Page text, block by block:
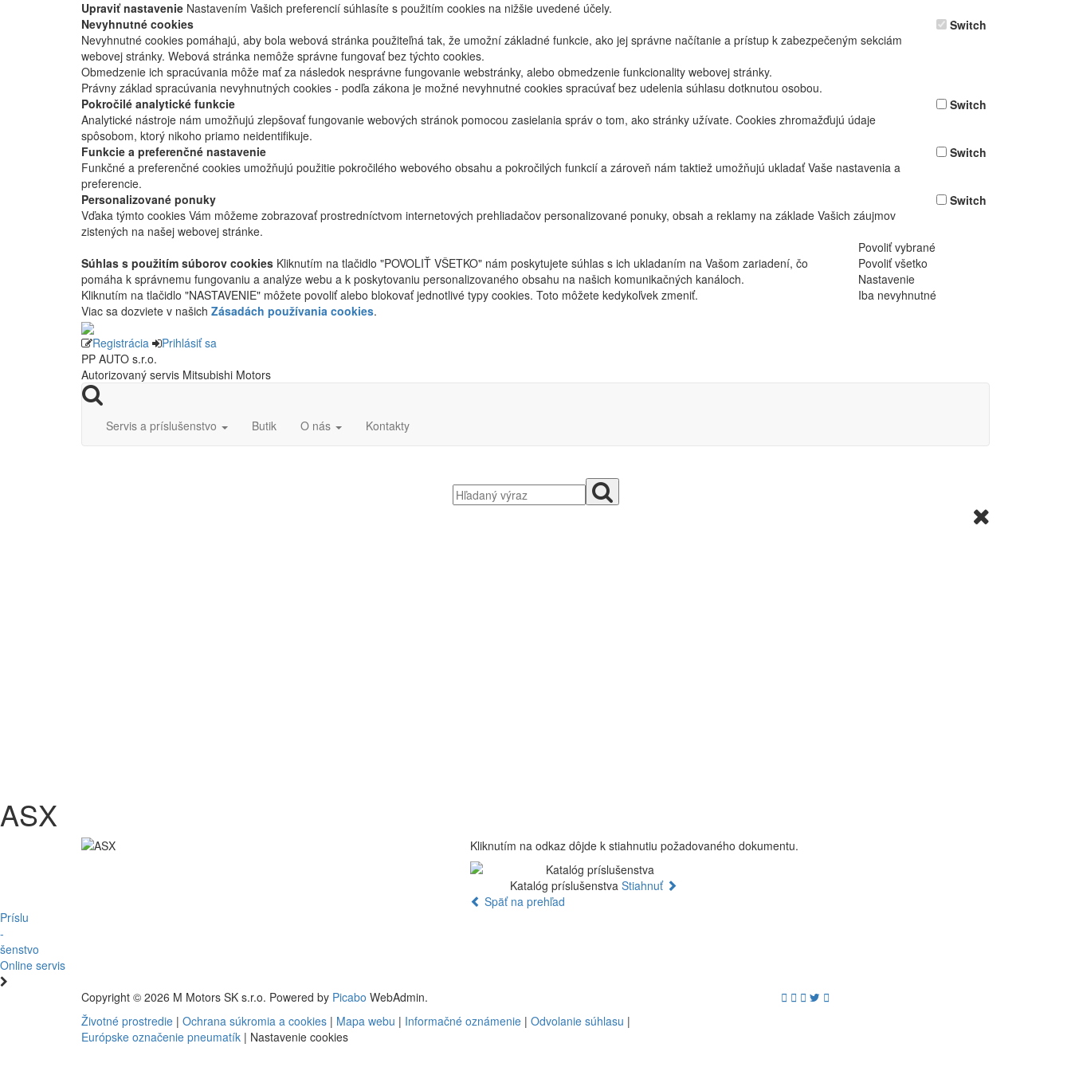
Upraviť nastavenie Nastavením Vašich preferencií súhlasíte s použitím cookies na nižšie uvedené účely.
Nevyhnutné cookies
Nevyhnutné cookies pomáhajú, aby bola webová stránka použiteľná tak, že umožní základné funkcie, ako jej správne načítanie a prístup k zabezpečeným sekciám
webovej stránky. Webová stránka nemôže správne fungovať bez týchto cookies.
Obmedzenie ich spracúvania môže mať za následok nesprávne fungovanie webstránky, alebo obmedzenie funkcionality webovej stránky.
Právny základ spracúvania nevyhnutných cookies - podľa zákona je možné nevyhnutné cookies spracúvať bez udelenia súhlasu dotknutou osobou.
Switch
Pokročilé analytické funkcie
Analytické nástroje nám umožňujú zlepšovať fungovanie webových stránok pomocou zasielania správ o tom, ako stránky užívate. Cookies zhromažďujú údaje
spôsobom, ktorý nikoho priamo neidentifikuje.
Switch
Funkcie a preferenčné nastavenie
Funkčné a preferenčné cookies umožňujú použitie pokročilého webového obsahu a pokročilých funkcií a zároveň nám taktiež umožňujú ukladať Vaše nastavenia a
preferencie.
Switch
Personalizované ponuky
Vďaka týmto cookies Vám môžeme zobrazovať prostredníctvom internetových prehliadačov personalizované ponuky, obsah a reklamy na základe Vašich záujmov
zistených na našej webovej stránke.
Switch
Povoliť vybrané
Súhlas s použitím súborov cookies Kliknutím na tlačidlo "POVOLIŤ VŠETKO" nám poskytujete súhlas s ich ukladaním na Vašom zariadení, čo
pomáha k správnemu fungovaniu a analýze webu a k poskytovaniu personalizovaného obsahu na našich komunikačných kanáloch.
Kliknutím na tlačidlo "NASTAVENIE" môžete povoliť alebo blokovať jednotlivé typy cookies. Toto môžete kedykoľvek zmeniť.
Viac sa dozviete v našich Zásadách používania cookies.
Povoliť všetko
Nastavenie
Iba nevyhnutné
Registrácia
Prihlásiť sa
PP AUTO s.r.o.
Autorizovaný servis Mitsubishi Motors
Servis a príslušenstvo Butik O nás Kontakty
ASX
Kliknutím na odkaz dôjde k stiahnutiu požadovaného dokumentu.
Katalóg príslušenstvaStiahnuť
Späť na prehľad
Príslu
-
šenstvo
Online servis
Copyright © 2026 M Motors SK s.r.o. Powered by Picabo WebAdmin.
Životné prostredie | Ochrana súkromia a cookies | Mapa webu | Informačné oznámenie | Odvolanie súhlasu |
Európske označenie pneumatík | Nastavenie cookies